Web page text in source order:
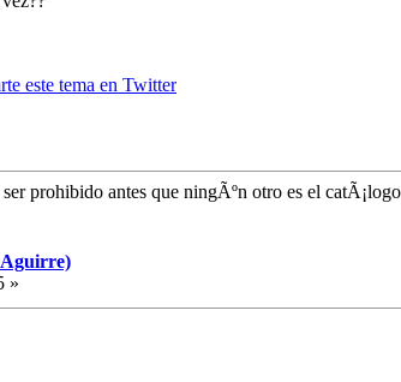
prohibido antes que ningÃºn otro es el
»